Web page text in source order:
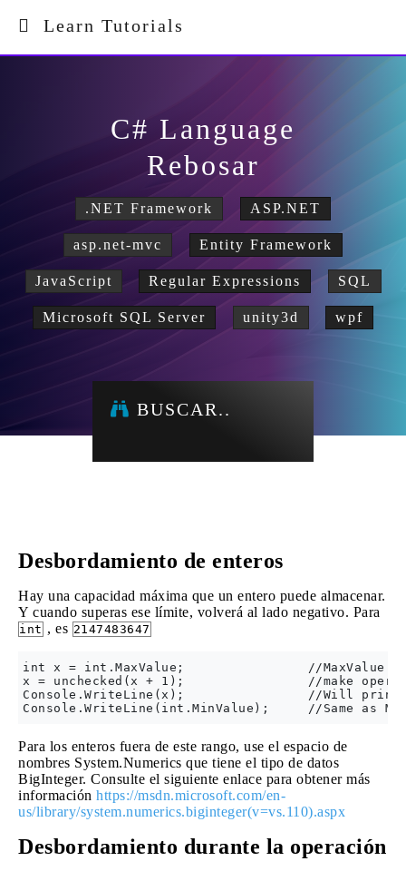
Learn Tutorials
C# Language
Rebosar
.NET Framework ASP.NET
asp.net-mvc Entity Framework
JavaScript Regular Expressions SQL
Microsoft SQL Server unity3d wpf
BUSCAR..
Desbordamiento de enteros
Hay una capacidad máxima que un entero puede almacenar.
Y cuando superas ese límite, volverá al lado negativo. Para
int , es 2147483647
int x = int.MaxValue;                //MaxValue is
x = unchecked(x + 1);                //make
Console.WriteLine(x);                //Will print -
Para los enteros fuera de este rango, use el espacio de
nombres System.Numerics que tiene el tipo de datos
BigInteger. Consulte el siguiente enlace para obtener más
información https://msdn.microsoft.com/en-
us/library/system.numerics.biginteger(v=vs.110).aspx
Desbordamiento durante la operación